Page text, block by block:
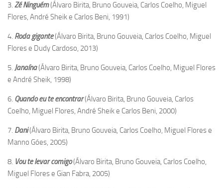
3. Zé Ninguém(Álvaro Birita, Bruno Gouveia, Carlos Coelho, Miguel
Flores, André Sheik e Carlos Beni, 1991)
4. Roda gigante(Álvaro Birita, Bruno Gouveia, Carlos Coelho, Miguel
Flores e Dudy Cardoso, 2013)
5. Janaína(Álvaro Birita, Bruno Gouveia, Carlos Coelho, Miguel Flores
e André Sheik, 1998)
6. Quando eu te encontrar(Álvaro Birita, Bruno Gouveia, Carlos
Coelho, Miguel Flores, André Sheik e Carlos Beni, 2000)
7. Dani(Álvaro Birita, Bruno Gouveia, Carlos Coelho, Miguel Flores e
Manno Góes, 2005)
8. Vou te levar comigo(Álvaro Birita, Bruno Gouveia, Carlos Coelho,
Miguel Flores e Gian Fabra, 2005)